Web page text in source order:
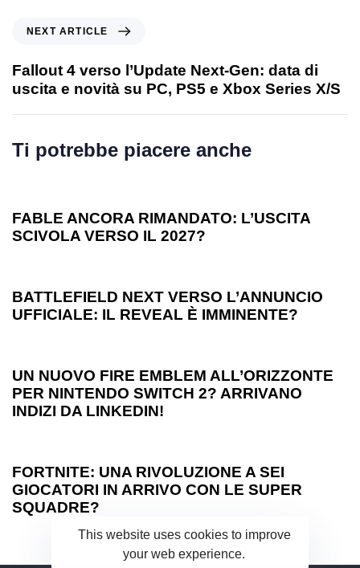
NEXT ARTICLE
Fallout 4 verso l’Update Next-Gen: data di
uscita e novità su PC, PS5 e Xbox Series X/S
Ti potrebbe piacere anche
FABLE ANCORA RIMANDATO: L’USCITA
SCIVOLA VERSO IL 2027?
BATTLEFIELD NEXT VERSO L’ANNUNCIO
UFFICIALE: IL REVEAL È IMMINENTE?
UN NUOVO FIRE EMBLEM ALL’ORIZZONTE
PER NINTENDO SWITCH 2? ARRIVANO
INDIZI DA LINKEDIN!
FORTNITE: UNA RIVOLUZIONE A SEI
GIOCATORI IN ARRIVO CON LE SUPER
SQUADRE?
This website uses cookies to improve
your web experience.